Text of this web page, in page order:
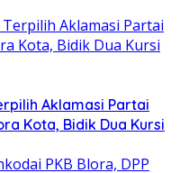
Aklamasi Partai
Kota, Bidik Dua Kursi